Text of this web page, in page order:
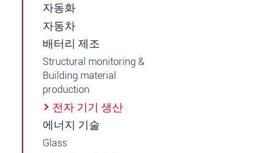
자동화
자동차
배터리 제조
Structural monitoring &
Building material
production
전자 기기 생산
에너지 기술
Glass